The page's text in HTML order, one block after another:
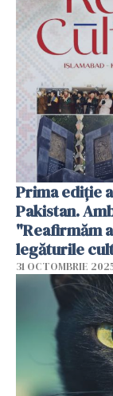
Prima ediție
Pakistan.
"Reafirmăm
legăturile
dintre
31 OCTOMBRIE